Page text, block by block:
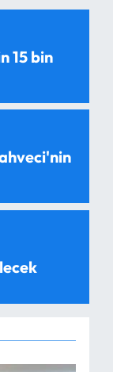
15 bin